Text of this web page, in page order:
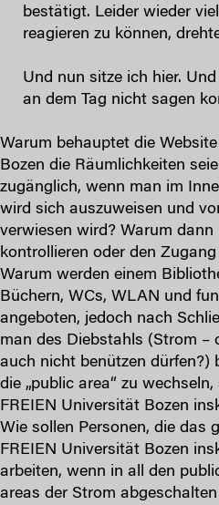
bestätigt. Leider wieder
reagieren zu können,
Und nun sitze ich hier.
an dem Tag nicht sagen
Warum behauptet die
Bozen die Räumlichkeiten
zugänglich, wenn man im
wird sich auszuweisen und
verwiesen wird? Warum
kontrollieren oder den
Warum werden einem
Büchern, WCs, WLAN und
angeboten, jedoch nach
man des Diebstahls (Strom –
auch nicht benützen dürfen?)
die „public area“ zu
FREIEN Universität Bozen
Wie sollen Personen, die das
FREIEN Universität Bozen
arbeiten, wenn in all den
areas der Strom